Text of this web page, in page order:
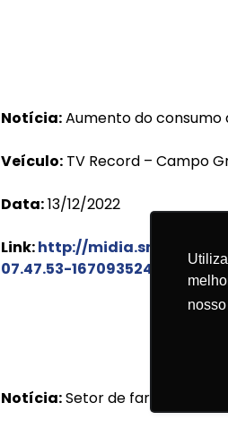
Notícia:Aumento do
Veículo: TV Record – Campo
Data:13/12/2022
Link:http://midia.smi.srv.br/
07.47.53-1670935245.mp4
Notícia:Setor de farmácias